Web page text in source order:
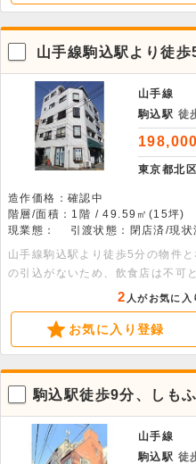
山手線駒込駅より徒歩
山手線
駒込駅 徒
198,000
東京都北区
造作価格：確認中
階層/面積：1階 / 49.59㎡(15坪)
現業態：
引渡状態：閉店済/現状
山手線駒込駅より徒歩5分の物件
の引込がないため、飲食店は不可
お問い合わせください。
2 人がお気に
お気に入り登録
駒込駅徒歩9分、しも
な1棟貸店舗
山手線
駒込駅 徒